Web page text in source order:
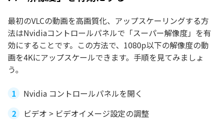
最初のVLCの動画を高画質化、アップスケーリングする方
法はNvidiaコントロールパネルで「スーパー解像度」を有
効にすることです。この方法で、1080p以下の解像度の動
画を4Kにアップスケールできます。手順を見てみましょ
う。
Nvidia コントロールパネルを開く
ビデオ > ビデオイメージ設定の調整